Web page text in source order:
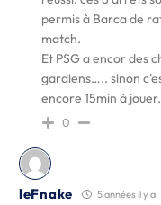
permis à Barca de
match.
Et PSG a encor des
gardiens….. sinon
encore 15min à jouer.
0
leFnake 5 années il y a